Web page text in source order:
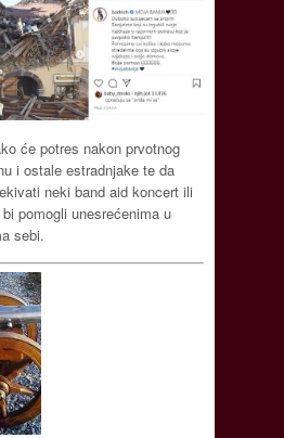
će potres nakon prvotnog
i ostale estradnjake te da
neki band aid koncert ili
pomogli unesrećenima u
sebi.